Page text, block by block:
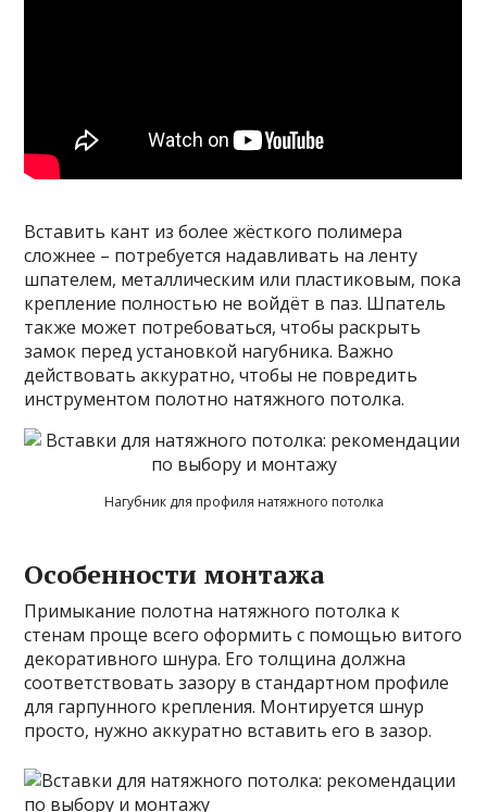
Вставить кант из более жёсткого полимера
сложнее – потребуется надавливать на ленту
шпателем, металлическим или пластиковым, пока
крепление полностью не войдёт в паз. Шпатель
также может потребоваться, чтобы раскрыть
замок перед установкой нагубника. Важно
действовать аккуратно, чтобы не повредить
инструментом полотно натяжного потолка.
Нагубник для профиля натяжного потолка
Особенности монтажа
Примыкание полотна натяжного потолка к
стенам проще всего оформить с помощью витого
декоративного шнура. Его толщина должна
соответствовать зазору в стандартном профиле
для гарпунного крепления. Монтируется шнур
просто, нужно аккуратно вставить его в зазор.